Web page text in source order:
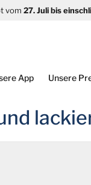
vom 27. Juli bis
App Unsere